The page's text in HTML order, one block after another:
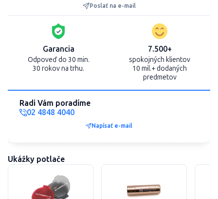
Poslať na e-mail
Garancia
Odpoveď do 30 min.
30 rokov na trhu.
7.500+
spokojných klientov
10 mil.+ dodaných
predmetov
Radi Vám poradíme
02 4848 4040
Napísať e-mail
Ukážky potlače